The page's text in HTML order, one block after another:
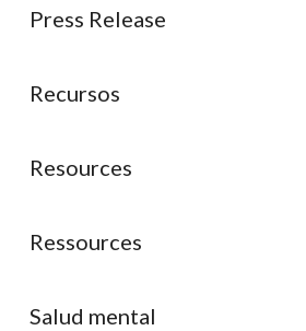
Press Release
Recursos
Resources
Ressources
Salud mental